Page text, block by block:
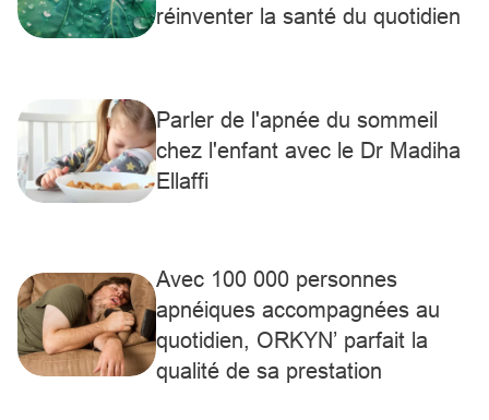
réinventer la santé du quotidien
Parler de l'apnée du sommeil
chez l'enfant avec le Dr Madiha
Ellaffi
Avec 100 000 personnes
apnéiques accompagnées au
quotidien, ORKYN’ parfait la
qualité de sa prestation